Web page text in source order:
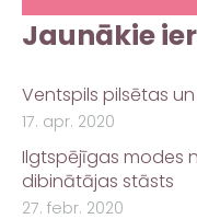
Jaunākie
Ventspils pilsētas
17. apr. 2020
Ilgtspējīgas modes
dibinātājas stāsts
27. febr. 2020